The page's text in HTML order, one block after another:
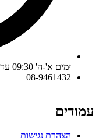
ימים א'-ה' 09:30 עד 18:00.
08-9461432
עמודים
הצהרת נגישות